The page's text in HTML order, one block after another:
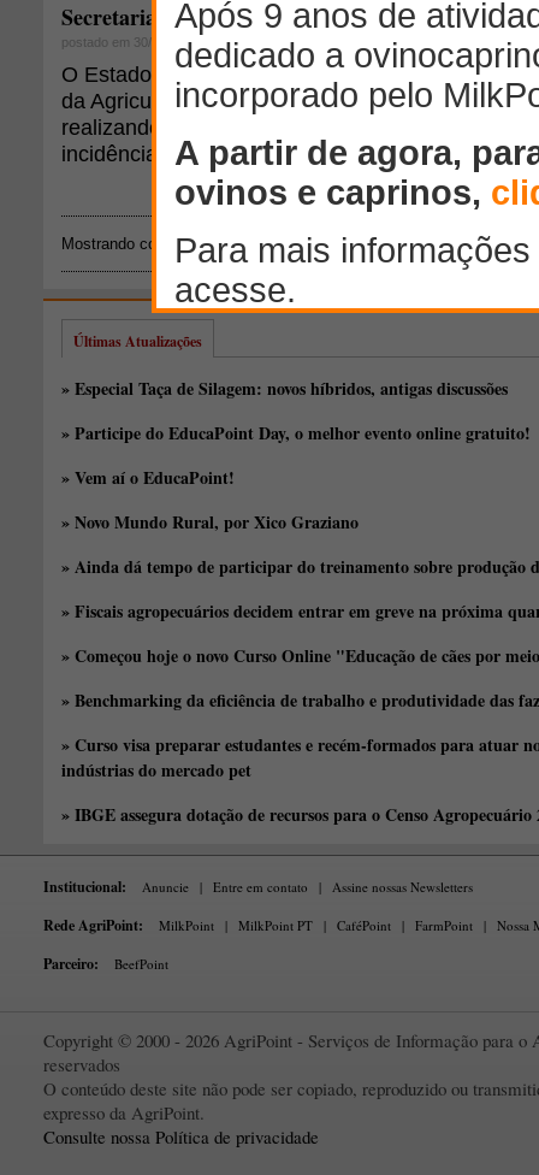
Secretaria/RS: pesquisa de incidência de brucelose
postado em 30/12/2011
O Estado do Rio Grande do Sul, em ação
da Agricultura, Pecuária e Agronegócio, através
realizando um inquérito epidemiológico que
incidência da brucelose em ovinos.
Mostrando conteúdos: 1 - 3 de 3 para"esterilidade"
Últimas Atualizações
» Especial Taça de Silagem: novos híbridos, antigas discussões
» Participe do EducaPoint Day, o melhor evento online gratuito!
» Vem aí o EducaPoint!
» Novo Mundo Rural, por Xico Graziano
» Ainda dá tempo de participar do treinamento sobre produção
» Fiscais agropecuários decidem entrar em greve na próxima
» Começou hoje o novo Curso Online "Educação de cães por
» Benchmarking da eficiência de trabalho e produtividade das
» Curso visa preparar estudantes e recém-formados para atuar
indústrias do mercado pet
» IBGE assegura dotação de recursos para o Censo Agropecuário
Institucional: Anuncie | Entre em contato | Assine nossas Newsletters
Rede AgriPoint: MilkPoint | MilkPoint PT | CaféPoint | FarmPoint | Nossa
Parceiro: BeefPoint
Copyright © 2000 - 2026 AgriPoint - Serviços de Informação para o
reservados
O conteúdo deste site não pode ser copiado, reproduzido ou
expresso da AgriPoint.
Consulte nossa Política de privacidade